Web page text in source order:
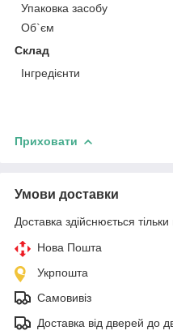
Упаковка засобу
Об`єм
Склад
Інгредієнти
Приховати
Умови доставки
Доставка здійснюється
Нова Пошта
Укрпошта
Самовивіз
Доставка від дверей до